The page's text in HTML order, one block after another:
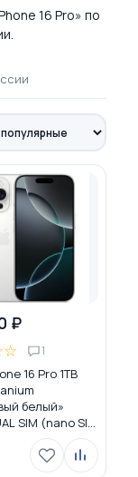
16 Pro» по
₽
☆ 1
16 Pro 1TB
белый»
SIM (nano SIM